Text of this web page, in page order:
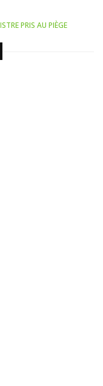
PRIS AU PIÈGE